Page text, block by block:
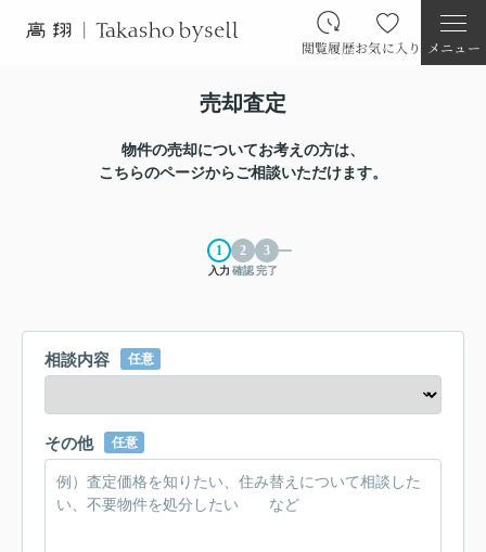
閲覧履歴お気に入り メニュー
売却査定
物件の売却についてお考えの方は、
こちらのページからご相談いただけます。
入力 確認完了
相談内容 任意
その他 任意